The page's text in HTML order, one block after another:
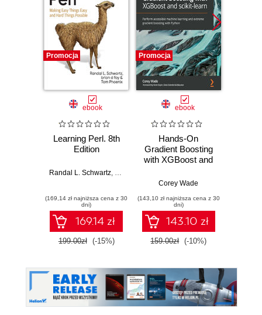
Promocja
ebook
Learning Perl. 8th
Edition
Randal L. Schwartz, brian d foy
(169,14 zł najniższa cena z 30
dni)
169.14 zł
199.00zł (-15%)
Promocja
ebook
Hands-On
Gradient Boosting
with XGBoost and
Perform accessible
and extreme
gradient boosting
with Python
Corey Wade
(143,10 zł najniższa cena z 30
dni)
143.10 zł
159.00zł (-10%)